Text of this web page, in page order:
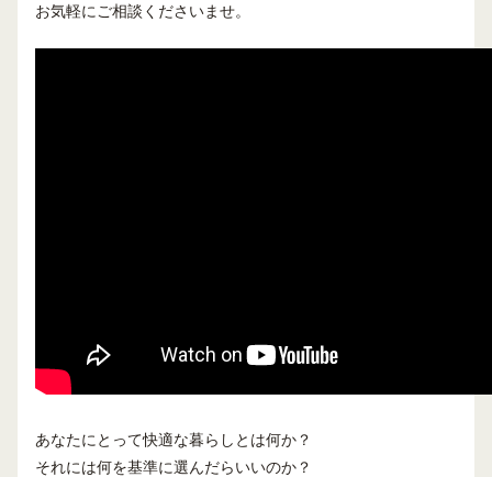
お気軽にご相談くださいませ。
あなたにとって快適な暮らしとは何か？
それには何を基準に選んだらいいのか？